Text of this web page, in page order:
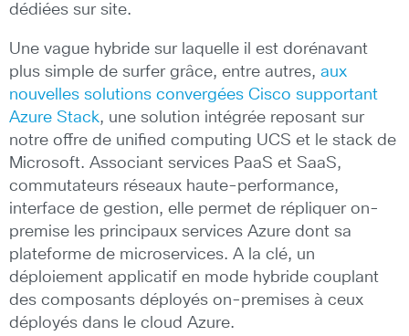
dédiées sur site.
Une vague hybride sur laquelle il est dorénavant
plus simple de surfer grâce, entre autres, aux
nouvelles solutions convergées Cisco supportant
Azure Stack, une solution intégrée reposant sur
notre offre de unified computing UCS et le stack de
Microsoft. Associant services PaaS et SaaS,
commutateurs réseaux haute-performance,
interface de gestion, elle permet de répliquer on-
premise les principaux services Azure dont sa
plateforme de microservices. A la clé, un
déploiement applicatif en mode hybride couplant
des composants déployés on-premises à ceux
déployés dans le cloud Azure.